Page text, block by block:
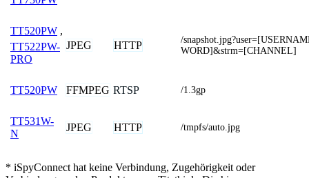
TT520PW ,
TT522PW-
PRO
JPEG HTTP
/
WORD]&strm=[CHANNEL]
TT520PW FFMPEG RTSP /1.3gp
TT531W-
N
JPEG HTTP /tmpfs/auto.jpg
* iSpyConnect hat keine Verbindung, Zugehörigkeit oder